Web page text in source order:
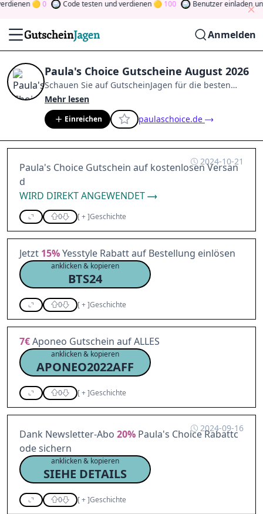
0 Code testen und verdienen 100 Benutzer einladen und
Anmelden
Paula's Choice Gutscheine August 2026
Schauen Sie auf GutscheinJagen für die besten
Paula's Choice
Mitglied der Community
indem Sie durch Abstimmen, Testen, Teilen und
mehr beitragen.
Drehen Sie den Glücksklee
gewinnen Sie Geld
Mehr lesen
Einreichen paulaschoice.de
2024-10-21
Paula's Choice Gutschein auf kostenlosen Versan
d
WIRD DIREKT ANGEWENDET
0 [+]Geschichte
Jetzt 15%Yesstyle Rabatt auf Bestellung einlösen
anklicken & kopieren
BTS24
0 [+]Geschichte
7€Aponeo Gutschein auf ALLES
anklicken & kopieren
APONEO2022AFF
0 [+]Geschichte
2024-09-16
Dank Newsletter-Abo 20% Paula's Choice Rabattc
ode sichern
anklicken & kopieren
SIEHE DETAILS
0 [+]Geschichte